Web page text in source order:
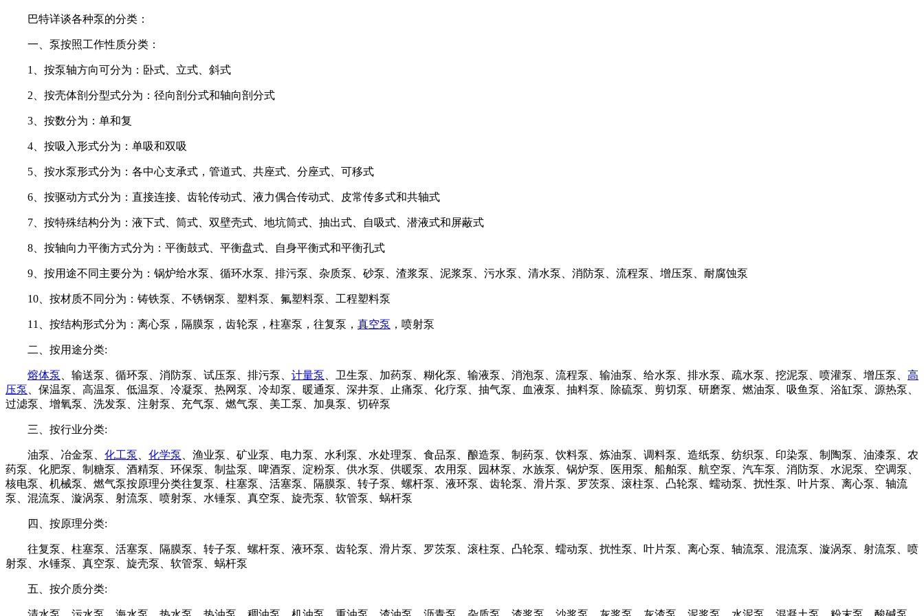
巴特详谈各种泵的分类：
一、泵按照工作性质分类：
1、按泵轴方向可分为：卧式、立式、斜式
2、按壳体剖分型式分为：径向剖分式和轴向剖分式
3、按数分为：单和复
4、按吸入形式分为：单吸和双吸
5、按水泵形式分为：各中心支承式，管道式、共座式、分座式、可移式
6、按驱动方式分为：直接连接、齿轮传动式、液力偶合传动式、皮常传多式和共轴式
7、按特殊结构分为：液下式、筒式、双壁壳式、地坑筒式、抽出式、自吸式、潜液式和屏蔽式
8、按轴向力平衡方式分为：平衡鼓式、平衡盘式、自身平衡式和平衡孔式
9、按用途不同主要分为：锅炉给水泵、循环水泵、排污泵、杂质泵、砂泵、渣浆泵、泥浆泵、污水泵、清水泵、消防泵、流程泵、增压泵、耐腐蚀泵
10、按材质不同分为：铸铁泵、不锈钢泵、塑料泵、氟塑料泵、工程塑料泵
11、按结构形式分为：离心泵，隔膜泵，齿轮泵，柱塞泵，往复泵， 真空泵 ，喷射泵
二、按用途分类:
熔体泵 、输送泵、循环泵、消防泵、试压泵、排污泵、 计量泵 、卫生泵、加药泵、糊化泵、输液泵、消泡泵、流程泵、输油泵、给水泵、排水泵、疏水泵、挖泥泵、喷灌泵、增压泵、 高
压泵 、保温泵、高温泵、低温泵、冷凝泵、热网泵、冷却泵、暖通泵、深井泵、止痛泵、化疗泵、抽气泵、血液泵、抽料泵、除硫泵、剪切泵、研磨泵、燃油泵、吸鱼泵、浴缸泵、源热泵、
过滤泵、增氧泵、洗发泵、注射泵、充气泵、燃气泵、美工泵、加臭泵、切碎泵
三、按行业分类:
油泵、冶金泵、 化工泵 化学泵 、渔业泵、矿业泵、电力泵、水利泵、水处理泵、食品泵、酿造泵、制药泵、饮料泵、炼油泵、调料泵、造纸泵、纺织泵、印染泵、制陶泵、油漆泵、农
药泵、化肥泵、制糖泵、酒精泵、环保泵、制盐泵、啤酒泵、淀粉泵、供水泵、供暖泵、农用泵、园林泵、水族泵、锅炉泵、医用泵、船舶泵、航空泵、汽车泵、消防泵、水泥泵、空调泵、
核电泵、机械泵、燃气泵按原理分类往复泵、柱塞泵、活塞泵、隔膜泵、转子泵、螺杆泵、液环泵、齿轮泵、滑片泵、罗茨泵、滚柱泵、凸轮泵、蠕动泵、扰性泵、叶片泵、离心泵、轴流
泵、混流泵、漩涡泵、射流泵、喷射泵、水锤泵、真空泵、旋壳泵、软管泵、蜗杆泵
四、按原理分类:
往复泵、柱塞泵、活塞泵、隔膜泵、转子泵、螺杆泵、液环泵、齿轮泵、滑片泵、罗茨泵、滚柱泵、凸轮泵、蠕动泵、扰性泵、叶片泵、离心泵、轴流泵、混流泵、漩涡泵、射流泵、喷
射泵、水锤泵、真空泵、旋壳泵、软管泵、蜗杆泵
五、按介质分类: